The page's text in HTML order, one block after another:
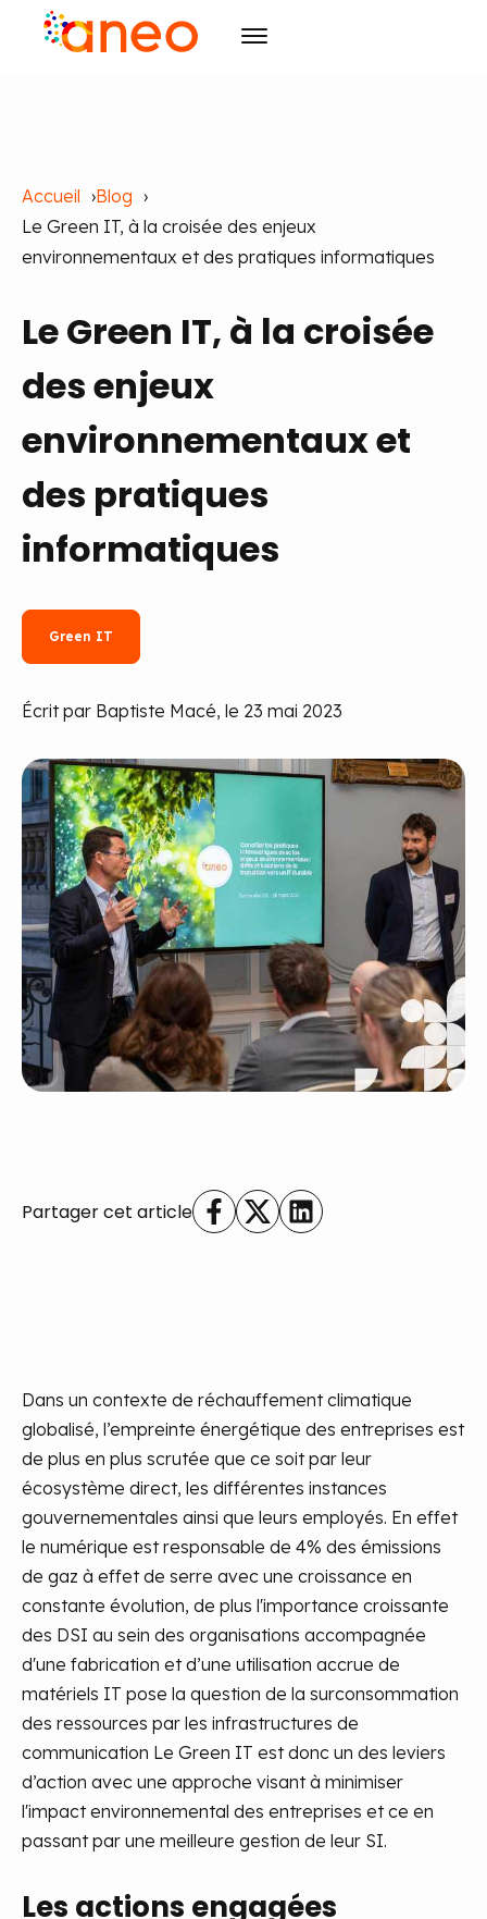
Intelligence Artificielle
Design
Agilité
Formation et IA
Technologies avancées
ArmoniK
Qyma
Pilotage par la Valeur
R&D
Culture
Raison d'être
Initiatives
Blog
Cas clients
Évènements
Agenda
Les incontournables
Actualités
Contact
Accueil
Blog
Le Green IT, à la croisée des enjeux
environnementaux et des pratiques informatiques
Le Green IT, à la croisée
des enjeux
environnementaux et
des pratiques
informatiques
Green IT
Écrit par Baptiste Macé, le 23 mai 2023
Partager cet article
Dans un contexte de réchauffement climatique
globalisé, l’empreinte énergétique des entreprises est
de plus en plus scrutée que ce soit par leur
écosystème direct, les différentes instances
gouvernementales ainsi que leurs employés. En effet
le numérique est responsable de 4% des émissions
de gaz à effet de serre avec une croissance en
constante évolution, de plus l'importance croissante
des DSI au sein des organisations accompagnée
d'une fabrication et d’une utilisation accrue de
matériels IT pose la question de la surconsommation
des ressources par les infrastructures de
communication Le Green IT est donc un des leviers
d’action avec une approche visant à minimiser
l'impact environnemental des entreprises et ce en
passant par une meilleure gestion de leur SI.
Les actions engagées